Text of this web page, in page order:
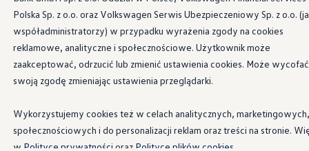
ID.5 GTX “Xcite”
Nowy ID. Polo GTI
Ładowanie i zasięg
Ładowanie samochodu elektrycznego w domu
Ładowanie samochodu elektrycznego w trasie
Zasięg samochodów elektrycznych
Sposoby płatności
Korzyści i koszty
Koszty utrzymania
Leasing
Najem
większej wygody
Polska Sp. z o.o. oraz Volkswagen Serwis Ubezpieczeniowy Sp. z o.o.
współadministratorzy) w przypadku wyrażenia zgody na cookies
reklamowe, analityczne i społecznościowe. Użytkownik może
zaakceptować, odrzucić lub zmienić ustawienia cookies. Może wycofać
swoją zgodę zmieniając ustawienia przeglądarki.
Wykorzystujemy cookies też w celach analitycznych, marketingowych,
społecznościowych i do personalizacji reklam oraz treści na stronie.
w Polityce prywatności oraz Polityce plików cookies.